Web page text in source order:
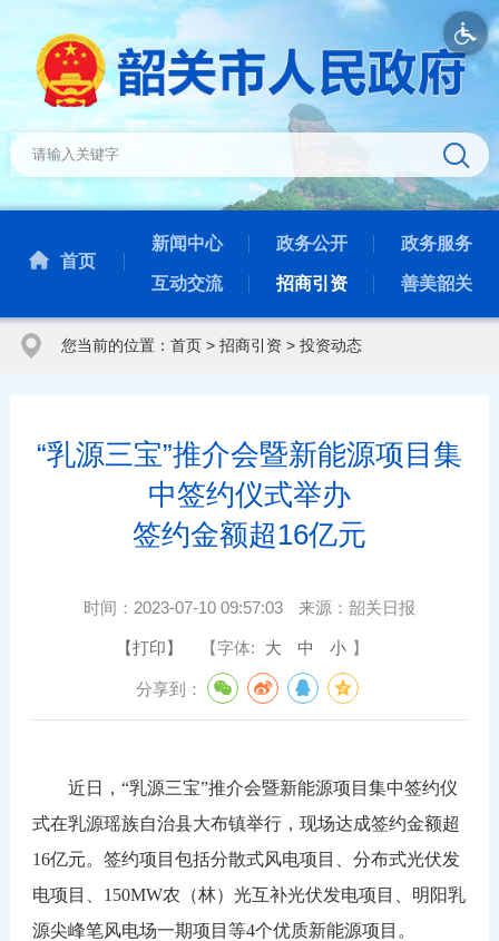
首页
新闻中心 政务公开 政务服务
互动交流 招商引资 善美韶关
您当前的位置： 首页> 招商引资 > 投资动态
“乳源三宝”推介会暨新能源项目集
中签约仪式举办
签约金额超16亿元
时间： 2023-07-10 09:57:03 来源： 韶关日报
【打印】 【字体: 大 中 小 】
分享到：
近日，“乳源三宝”推介会暨新能源项目集中签约仪
式在乳源瑶族自治县大布镇举行，现场达成签约金额超
16亿元。签约项目包括分散式风电项目、分布式光伏发
电项目、150MW农（林）光互补光伏发电项目、明阳乳
源尖峰笔风电场一期项目等4个优质新能源项目。